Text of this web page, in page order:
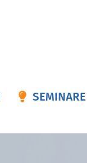
SEMINARE